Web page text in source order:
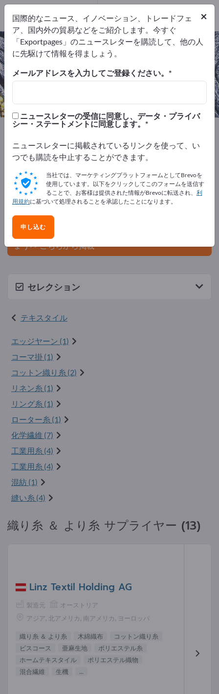
織り糸 ＆ より糸 – メーカーとサプ
ライヤーを検索
13
13
Exportpages テキスタイル 織り糸 ＆ より糸
Exportpagesで無料で広告を掲載！
ニーズ – オファー – 中古品 – ビジネスコンタクト >> こ
こから始める
Exportpagesで貴社と製品を掲載し
ましょう。
今すぐサプライヤーとして登録し、認知度を高めまし
ょう>> こちらから掲載
セレクション
テキスタイル
エッジヤーン (1)
コーマ掛 (1)
コットン織り糸 (2)
リネン糸 (1)
リング糸 (1)
ローター糸 (1)
化学繊維 (7)
工業用糸 (4)
工業用糸 (4)
混紡 (1)
縫い糸 (4)
織り糸 ＆ より糸 サプライヤー (13)
Linz Textil Holding AG
製造元
オーストリア
アジア, 北アメリカ, 南アメリカ, ヨーロッパ
織り糸 ＆ より糸 木綿織布
コットン織り糸
ビスコース
亜麻生地
ポリエステル糸
ホームテキスタイル
ポリエステル織物
混合繊維
生機 ...
×
国際的なニュース、イノベーション、トレードフェ
ア、国内外の貿易などをご紹介します。今すぐ
「Exportpages」のニュースレターを購読して、他の人
に先駆けて情報を得ましょう。
メールアドレスを入力してご登録ください。
ニュースレターの受信に同意し、データ・プライバ
シー・ステートメントに同意します。
ニュースレターに掲載されているリンクを使って、い
つでも購読を中止することができます。
当社では、マーケティングプラットフォームとしてBrevoを
使用しています。以下をクリックしてこのフォームを送信す
ることで、お客様は提供された情報がBrevoに転送され、 利
用規約に基づいて処理されることを承認したことになります。
申し込む